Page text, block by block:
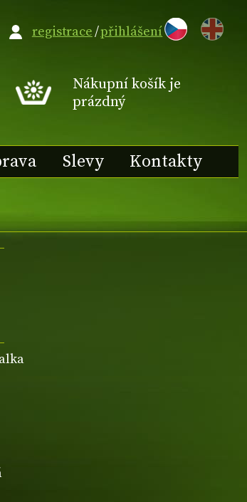
EN
Nákupní košík je
prázdný
Slevy Kontakty
registrace/přihlášení